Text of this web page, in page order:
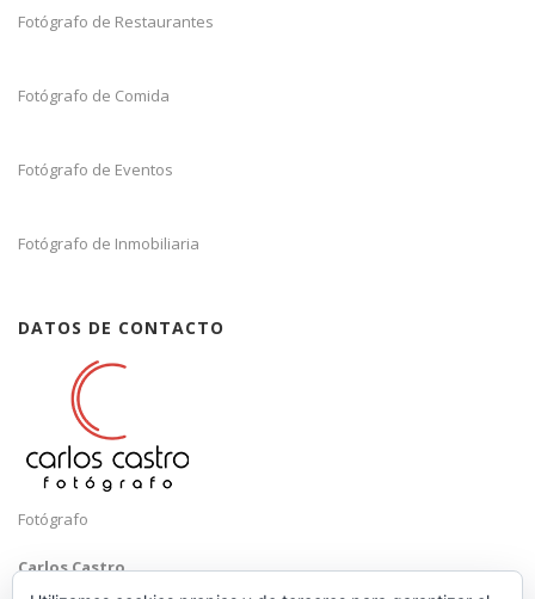
Fotógrafo de Restaurantes
Fotógrafo de Comida
Fotógrafo de Eventos
Fotógrafo de Inmobiliaria
DATOS DE CONTACTO
Fotógrafo
Carlos Castro
Málaga